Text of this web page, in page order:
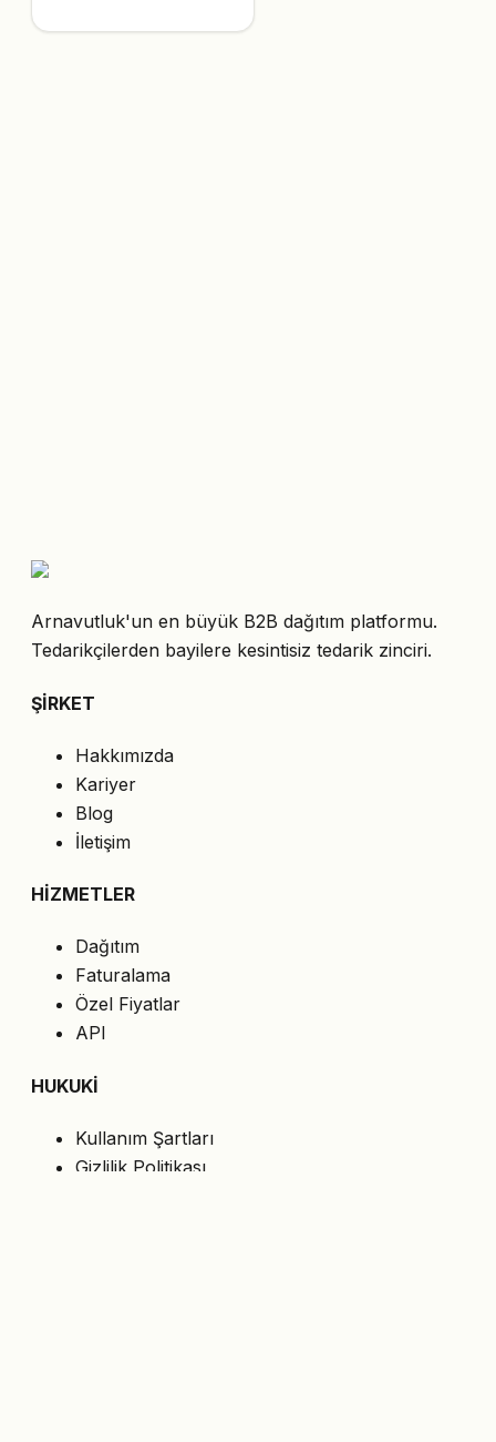
Arnavutluk'un en büyük B2B dağıtım platformu.
Tedarikçilerden bayilere kesintisiz tedarik zinciri.
ŞİRKET
Hakkımızda
Kariyer
Blog
İletişim
HİZMETLER
Dağıtım
Faturalama
Özel Fiyatlar
API
HUKUKİ
Kullanım Şartları
Gizlilik Politikası